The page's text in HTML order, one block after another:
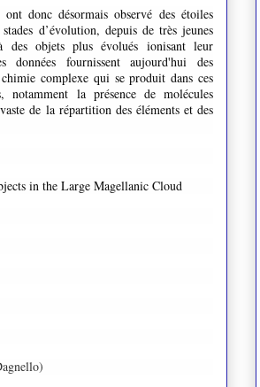
ont donc désormais observé des étoiles
d’évolution, depuis de très jeunes
des objets plus évolués ionisant leur
données fournissent aujourd'hui des
complexe qui se produit dans ces
notamment la présence de molécules
de la répartition des éléments et des
in the Large Magellanic Cloud